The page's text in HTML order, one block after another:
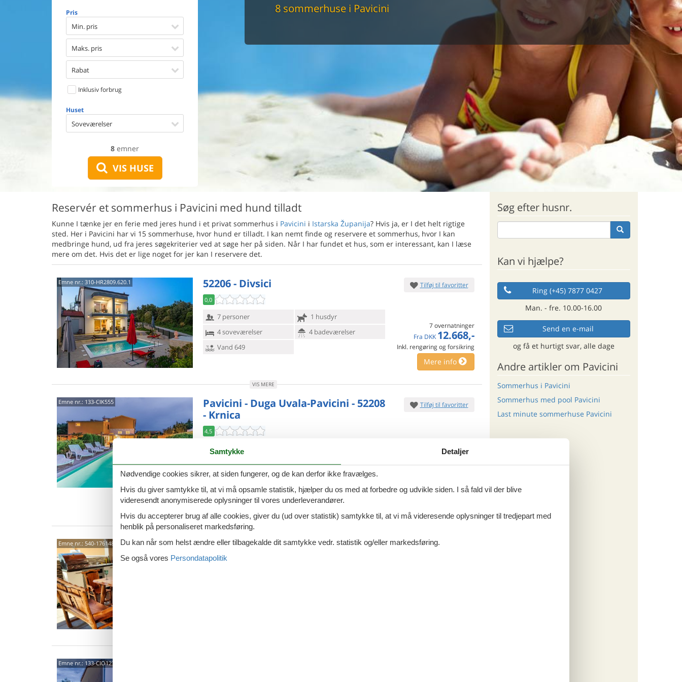
Pris
Min. pris
Maks. pris
Rabat
Inklusiv forbrug
Huset
Soveværelser
8 emner
VIS HUSE
Aircondition
Ladestander til elbil
8 sommerhuse i Pavicini
Reservér et sommerhus i Pavicini med hund tilladt
Kunne I tænke jer en ferie med jeres hund i et privat sommerhus i Pavicini i Istarska Županija? Hvis ja, er I det helt rigtige
sted. Her i Pavicini har vi 15 sommerhuse, hvor hund er tilladt. I kan nemt finde og reservere et sommerhus, hvor I kan
medbringe hund, ud fra jeres søgekriterier ved at søge her på siden. Når I har fundet et hus, som er interessant, kan I læse
mere om det. Hvis det er lige noget for jer kan I reservere det.
Emne nr.: 310-HR2809.620.1 52206 - Divsici
0,0
7 personer
1 husdyr
4 soveværelser
4 badeværelser
Vand 649
Tilføj til favoritter
7 overnatninger
Fra DKK 12.668,-
Inkl. rengøring og forsikring
Mere info
VIS MERE
Emne nr.: 133-CIK555
Pavicini - Duga Uvala-Pavicini - 52208
- Krnica
4,5
komfortable feriehus med
her er alt, hvad I skal bruge til en
14 personer
1 husdyr
7 soveværelser
7 badeværelser
Vand 2000
Indkøb 300
Tilføj til favoritter
7 overnatninger
Inkl. rengøring og forbrug
VIS MERE
Emne nr.: 540-176148-141568 Pavicini - 52208 - Pavicini
6 personer
Tilføj til favoritter
Emne nr.: 133-CIO123
Søg efter husnr.
Kan vi hjælpe?
Ring (+45) 7877 0427
Man. - fre. 10.00-16.00
Send en e-mail
og få et hurtigt svar, alle dage
Andre artikler om Pavicini
Sommerhus i Pavicini
Sommerhus med pool Pavicini
Last minute sommerhuse Pavicini
Samtykke Detaljer
Nødvendige cookies sikrer, at siden fungerer, og de kan derfor ikke fravælges.
Hvis du giver samtykke til, at vi må opsamle statistik, hjælper du os med at forbedre og udvikle siden. I så fald vil der blive
videresendt anonymiserede oplysninger til vores underleverandører.
Hvis du accepterer brug af alle cookies, giver du (ud over statistik) samtykke til, at vi må videresende oplysninger til tredjepart med
henblik på personaliseret markedsføring.
Du kan når som helst ændre eller tilbagekalde dit samtykke vedr. statistik og/eller markedsføring.
Se også vores Persondatapolitik